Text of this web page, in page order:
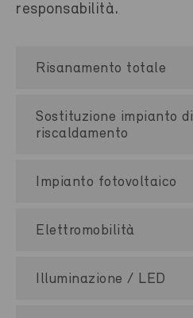
responsabilità.
Risanamento totale
Sostituzione impianto di
riscaldamento
Impianto fotovoltaico
Elettromobilità
Illuminazione / LED